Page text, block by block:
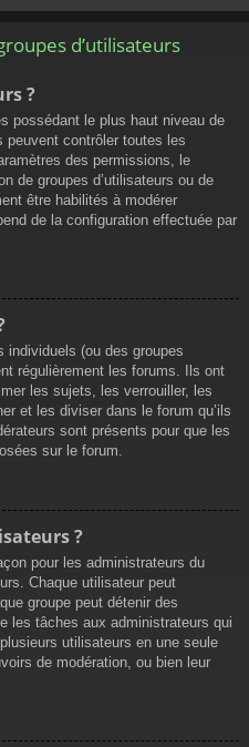
d’utilisateurs
?
possédant le plus haut niveau de
contrôler toutes les
des permissions, le
de groupes d’utilisateurs ou de
être habilités à modérer
de la configuration effectuée par
individuels (ou des groupes
régulièrement les forums. Ils ont
les sujets, les verrouiller, les
et les diviser dans le forum qu’ils
sont présents pour que les
sur le forum.
?
pour les administrateurs du
Chaque utilisateur peut
groupe peut détenir des
les tâches aux administrateurs qui
utilisateurs en une seule
de modération, ou bien leur